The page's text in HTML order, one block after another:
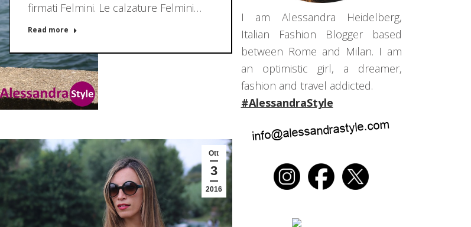
firmati Felmini. Le calzature Felmini…
Read more
Ott
3
2016
I am Alessandra Heidelberg,
Italian Fashion Blogger based
between Rome and Milan. I am
an optimistic girl, a dreamer,
fashion and travel addicted.
#AlessandraStyle